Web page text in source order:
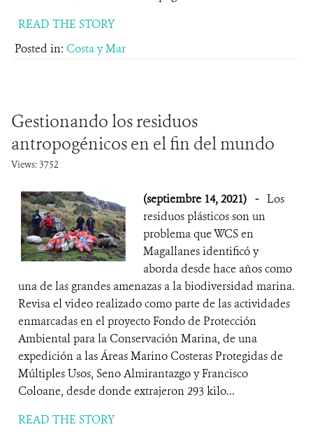
READ THE STORY
Posted in: Costa y Mar
Gestionando los residuos
antropogénicos en el fin del mundo
Views: 3752
(septiembre 14, 2021) - Los
residuos plásticos son un
problema que WCS en
Magallanes identificó y
aborda desde hace años como
una de las grandes amenazas a la biodiversidad marina.
Revisa el video realizado como parte de las actividades
enmarcadas en el proyecto Fondo de Protección
Ambiental para la Conservación Marina, de una
expedición a las Áreas Marino Costeras Protegidas de
Múltiples Usos, Seno Almirantazgo y Francisco
Coloane, desde donde extrajeron 293 kilo...
READ THE STORY